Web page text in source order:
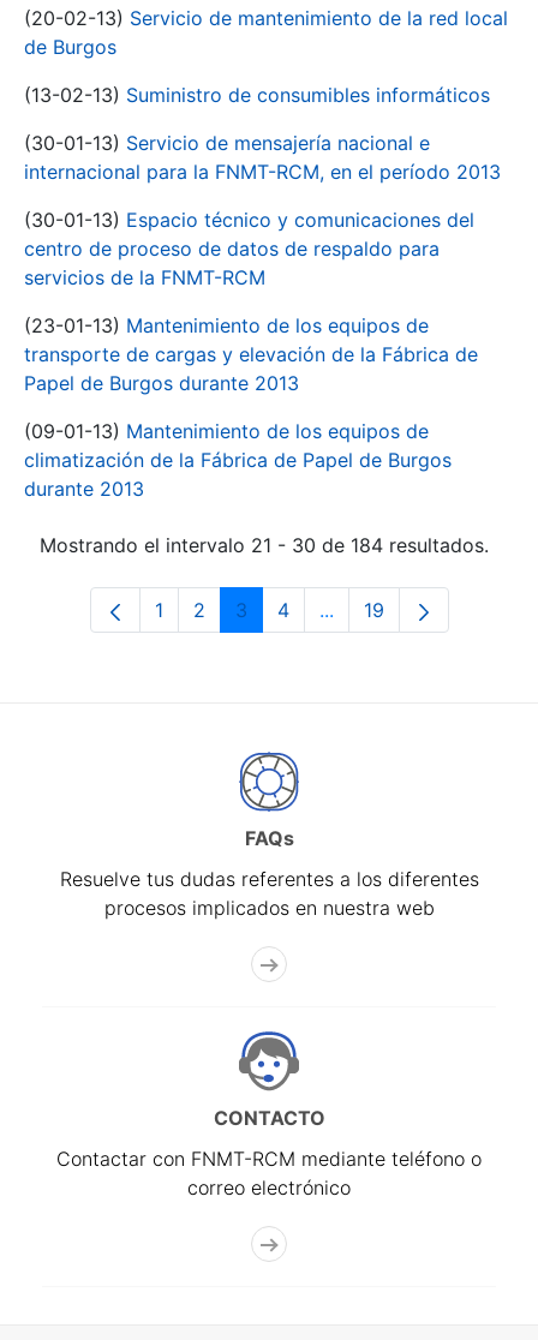
(20-02-13) Servicio de mantenimiento de la red local
de Burgos
(13-02-13) Suministro de consumibles informáticos
(30-01-13) Servicio de mensajería nacional e
internacional para la FNMT-RCM, en el período 2013
(30-01-13) Espacio técnico y comunicaciones del
centro de proceso de datos de respaldo para
servicios de la FNMT-RCM
(23-01-13) Mantenimiento de los equipos de
transporte de cargas y elevación de la Fábrica de
Papel de Burgos durante 2013
(09-01-13) Mantenimiento de los equipos de
climatización de la Fábrica de Papel de Burgos
durante 2013
Mostrando el intervalo 21 - 30 de 184 resultados.
Página
1 Página
2 Página
3 Página
4 ...Páginas intermedias
Página
19
FAQs
Resuelve tus dudas referentes a los diferentes
procesos implicados en nuestra web
CONTACTO
Contactar con FNMT-RCM mediante teléfono o
correo electrónico